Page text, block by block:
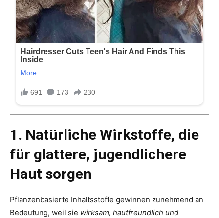
1. Natürliche Wirkstoffe, die
für glattere, jugendlichere
Haut sorgen
Pflanzenbasierte Inhaltsstoffe gewinnen zunehmend an
Bedeutung, weil sie wirksam, hautfreundlich und